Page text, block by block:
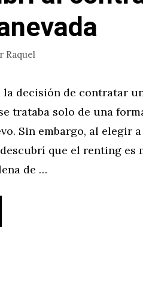
Raquel
la decisión de contratar
trataba solo de una
Sin embargo, al elegir
que el renting es
de …